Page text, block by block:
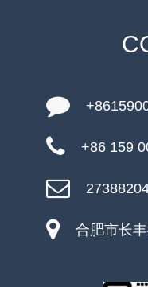
+86 159
合肥市长